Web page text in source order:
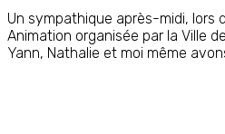
Un sympathique après-midi, lors
Animation organisée par la Ville
Yann, Nathalie et moi même